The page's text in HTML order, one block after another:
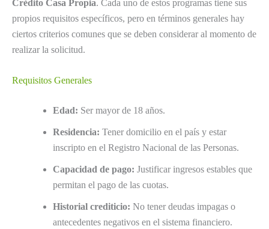
Crédito Casa Propia. Cada uno de estos programas tiene sus
propios requisitos específicos, pero en términos generales hay
ciertos criterios comunes que se deben considerar al momento de
realizar la solicitud.
Requisitos Generales
Edad: Ser mayor de 18 años.
Residencia: Tener domicilio en el país y estar
inscripto en el Registro Nacional de las Personas.
Capacidad de pago: Justificar ingresos estables que
permitan el pago de las cuotas.
Historial crediticio: No tener deudas impagas o
antecedentes negativos en el sistema financiero.